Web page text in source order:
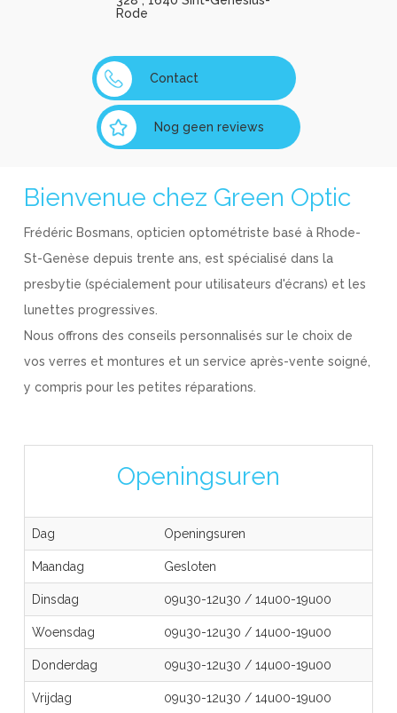
Rode
Contact
Nog geen reviews
Bienvenue chez Green Optic
Frédéric Bosmans, opticien optométriste basé à Rhode-
St-Genèse depuis trente ans, est spécialisé dans la
presbytie (spécialement pour utilisateurs d'écrans) et les
lunettes progressives.
Nous offrons des conseils personnalisés sur le choix de
vos verres et montures et un service après-vente soigné,
y compris pour les petites réparations.
Openingsuren
Dag Openingsuren
Maandag Gesloten
Dinsdag 09u30-12u30 /14u00-19u00
Woensdag 09u30-12u30 /14u00-19u00
Donderdag 09u30-12u30 /14u00-19u00
Vrijdag 09u30-12u30 /14u00-19u00